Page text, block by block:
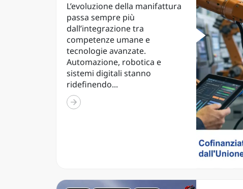
L’evoluzione della manifattura
passa sempre più
dall’integrazione tra
competenze umane e
tecnologie avanzate.
Automazione, robotica e
sistemi digitali stanno
ridefinendo...